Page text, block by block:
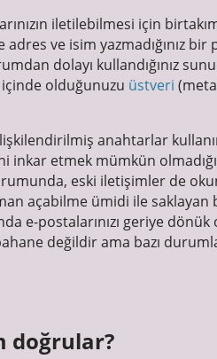
iletilebilmesi için
ve isim yazmadığınız bir
dolayı kullandığınız
olduğunuzu üstveri
anahtarlar
inkar etmek mümkün
eski iletişimler de
açabilme ümidi ile saklayan
e-postalarınızı geriye
değildir ama bazı
doğrular?